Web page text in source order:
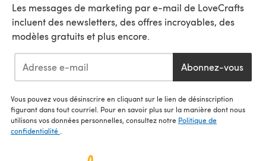
Les messages de marketing par e-mail de LoveCrafts
incluent des newsletters, des offres incroyables, des
modèles gratuits et plus encore.
Abonnez-vous
Vous pouvez vous désinscrire en cliquant sur le lien de désinscription
figurant dans tout courriel. Pour en savoir plus sur la manière dont nous
utilisons vos données personnelles, consultez notre Politique de
confidentialité